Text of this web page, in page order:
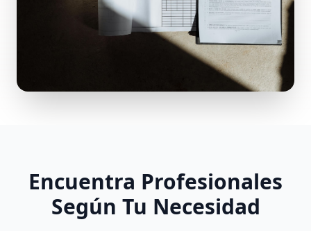
Encuentra Profesionales
Según Tu Necesidad